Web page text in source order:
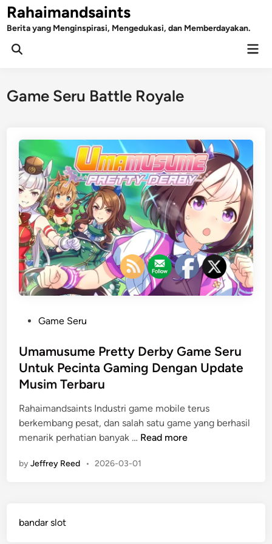
Skip
to
content
Rahaimandsaints
Berita yang Menginspirasi, Mengedukasi, dan Memberdayakan.
Open
Game Seru Battle Royale
s
t
e
i
n
Game Seru
Umamusume Pretty Derby Game Seru
Untuk Pecinta Gaming Dengan Update
Musim Terbaru
Rahaimandsaints Industri game mobile terus
berkembang pesat, dan salah satu game yang berhasil
menarik perhatian banyak … U
a
Read more
byJeffrey Reed • 2026-03-01
bandar slot